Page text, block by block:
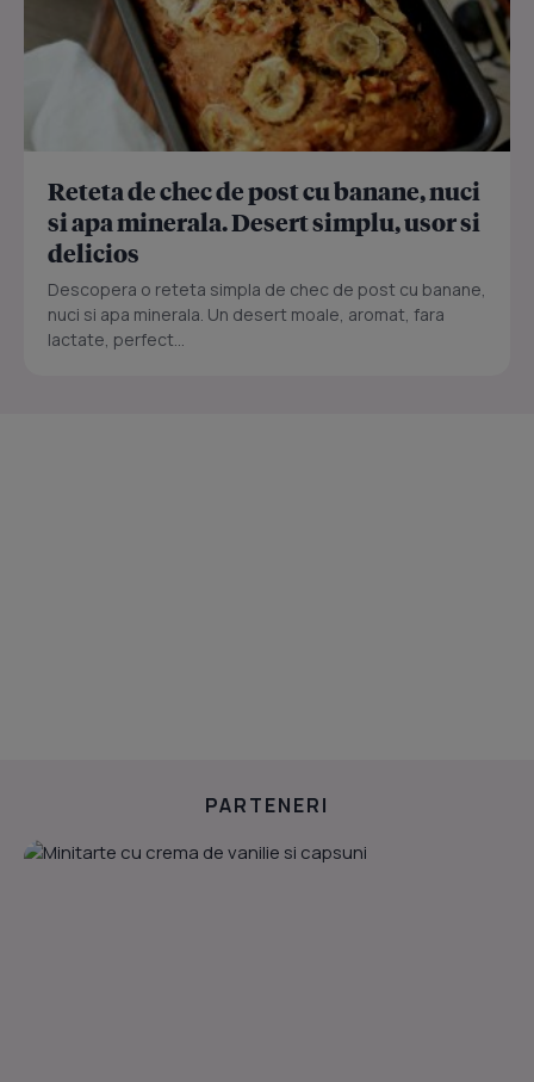
Reteta de chec de post cu banane, nuci
si apa minerala. Desert simplu, usor si
delicios
Descopera o reteta simpla de chec de post cu banane,
nuci si apa minerala. Un desert moale, aromat, fara
lactate, perfect...
PARTENERI